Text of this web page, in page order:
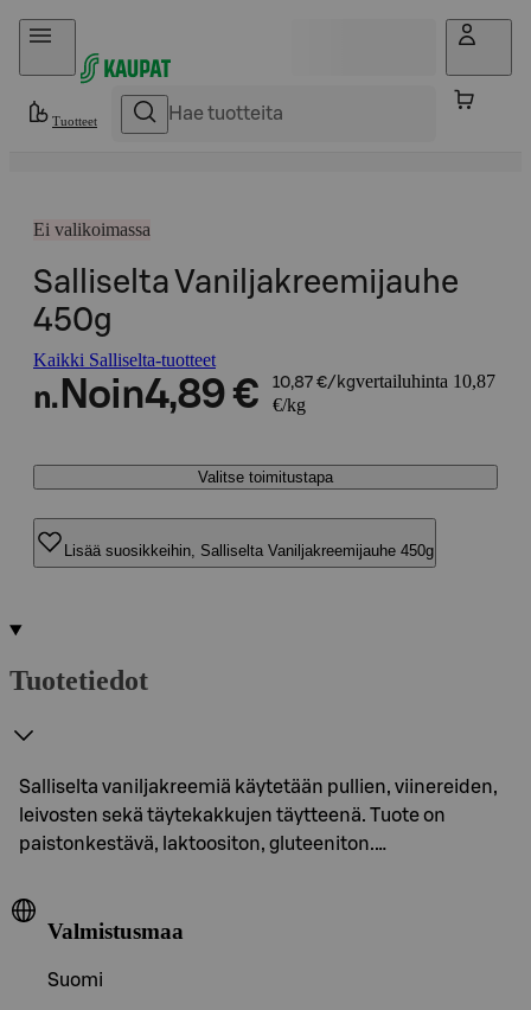
Hyppää sisältöön
Tuotteet
Ei valikoimassa
Salliselta Vaniljakreemijauhe
450g
Kaikki Salliselta-tuotteet
n. Noin4,89 € 10,87 €/kgvertailuhinta 10,87
€/kg
Valitse toimitustapa
Lisää suosikkeihin, Salliselta Vaniljakreemijauhe 450g
Tuotetiedot
Salliselta vaniljakreemiä käytetään pullien, viinereiden,
leivosten sekä täytekakkujen täytteenä. Tuote on
paistonkestävä, laktoositon, gluteeniton.…
Valmistusmaa
Suomi